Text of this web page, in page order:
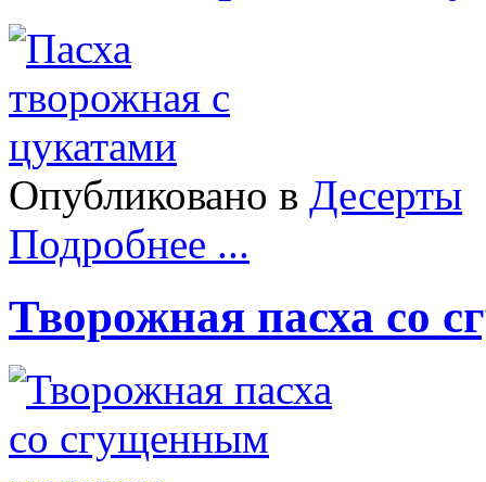
Опубликовано в Десерты
Подробнее ...
Творожная пасха со